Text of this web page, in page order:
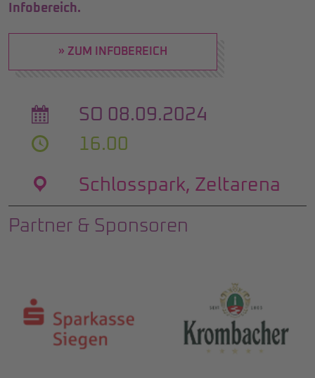
Infobereich.
» ZUM INFOBEREICH
SO 08.09.2024
16.00
Schlosspark, Zeltarena
Partner & Sponsoren